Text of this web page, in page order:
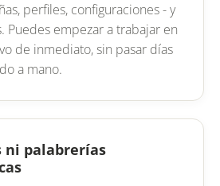
perfiles, configuraciones - y
Puedes empezar a trabajar en
de inmediato, sin pasar días
a mano.
ni palabrerías